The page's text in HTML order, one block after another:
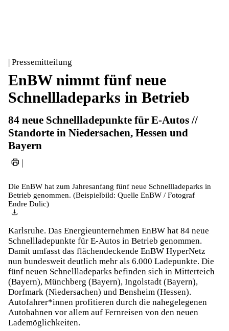
| Pressemitteilung
EnBW nimmt fünf neue
Schnellladeparks in Betrieb
84 neue Schnellladepunkte für E-Autos //
Standorte in Niedersachen, Hessen und
Bayern
|
Die EnBW hat zum Jahresanfang fünf neue Schnellladeparks in
Betrieb genommen. (Beispielbild: Quelle EnBW / Fotograf
Endre Dulic)
Karlsruhe. Das Energieunternehmen EnBW hat 84 neue
Schnellladepunkte für E-Autos in Betrieb genommen.
Damit umfasst das flächendeckende EnBW HyperNetz
nun bundesweit deutlich mehr als 6.000 Ladepunkte. Die
fünf neuen Schnellladeparks befinden sich in Mitterteich
(Bayern), Münchberg (Bayern), Ingolstadt (Bayern),
Dorfmark (Niedersachen) und Bensheim (Hessen).
Autofahrer*innen profitieren durch die nahegelegenen
Autobahnen vor allem auf Fernreisen von den neuen
Lademöglichkeiten.